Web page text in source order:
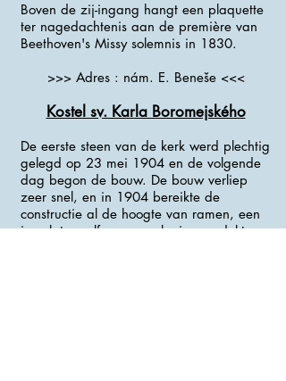
Boven de zij-ingang hangt een plaquette
ter nagedachtenis aan de première van
Beethoven's Missy solemnis in 1830.
>>> Adres : nám. E. Beneše <<<
Kostel sv. Karla Boromejského
De eerste steen van de kerk werd plechtig
gelegd op 23 mei 1904 en de volgende
dag begon de bouw. De bouw verliep
zeer snel, en in 1904 bereikte de
constructie al de hoogte van ramen, een
jaar later zelfs een voorlopig overdekt